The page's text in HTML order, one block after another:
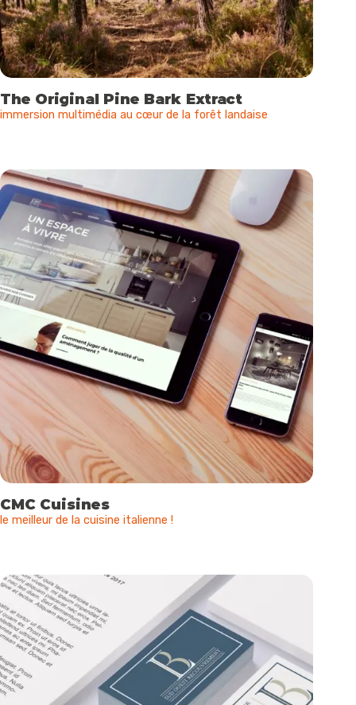
The Original Pine Bark Extract
immersion multimédia au cœur de la forêt landaise
CMC Cuisines
le meilleur de la cuisine italienne !